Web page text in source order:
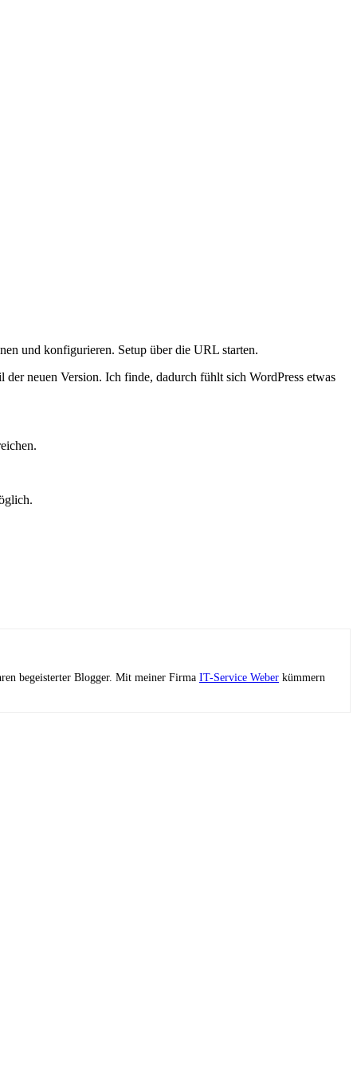
und konfigurieren. Setup über die URL starten.
neuen Version. Ich finde, dadurch fühlt sich WordPress etwas
begeisterter Blogger. Mit meiner Firma IT-Service Weber kümmern